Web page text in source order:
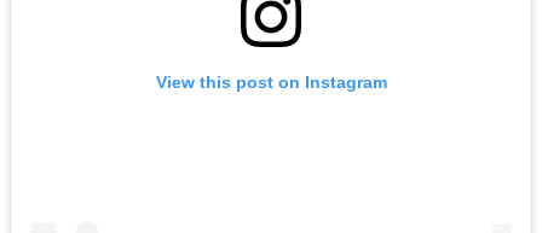
View this post on Instagram